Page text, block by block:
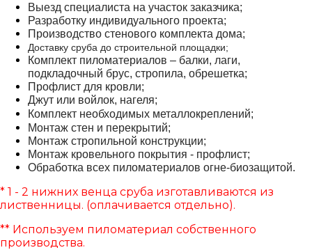
Выезд специалиста на участок заказчика;
Разработку индивидуального проекта;
Производство стенового комплекта дома;
Доставку сруба до строительной площадки;
Комплект пиломатериалов – балки, лаги,
подкладочный брус, стропила, обрешетка;
Профлист для кровли;
Джут или войлок, нагеля;
Комплект необходимых металлокреплений;
Монтаж стен и перекрытий;
Монтаж стропильной конструкции;
Монтаж кровельного покрытия - профлист;
Обработка всех пиломатериалов огне-биозащитой.
* 1 - 2 нижних венца сруба изготавливаются из
лиственницы. (оплачивается отдельно).
** Используем пиломатериал собственного
производства.